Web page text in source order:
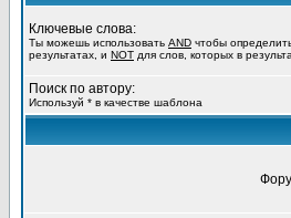
Ключевые слова:
Ты можешь использовать AND чтобы
результатах, и NOT для слов, которых в
Поиск по автору:
Используй * в качестве шаблона